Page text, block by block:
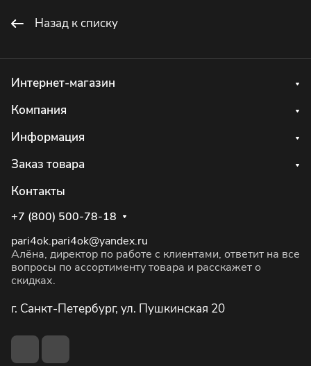
Назад к списку
Интернет-магазин
Компания
Информация
Заказ товара
Контакты
+7 (800) 500-78-18
pari4ok.pari4ok@yandex.ru
Алёна, директор по работе с клиентами, ответит на все
вопросы по ассортименту товара и расскажет о
скидках.
г. Санкт-Петербург, ул. Пушкинская 20